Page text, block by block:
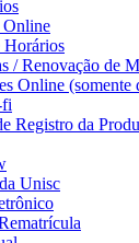
Online
Horários
/ Renovação de
Online (somente
fi
Registro da
Unisc